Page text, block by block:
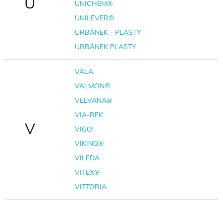
UNICHEM®
UNILEVER®
URBÁNEK - PLASTY
URBÁNEK PLASTY
V
VALA
VALMON®
VELVANA®
VIA-REK
VIGO!
VIKING®
VILEDA
VITEX®
VITTORIA